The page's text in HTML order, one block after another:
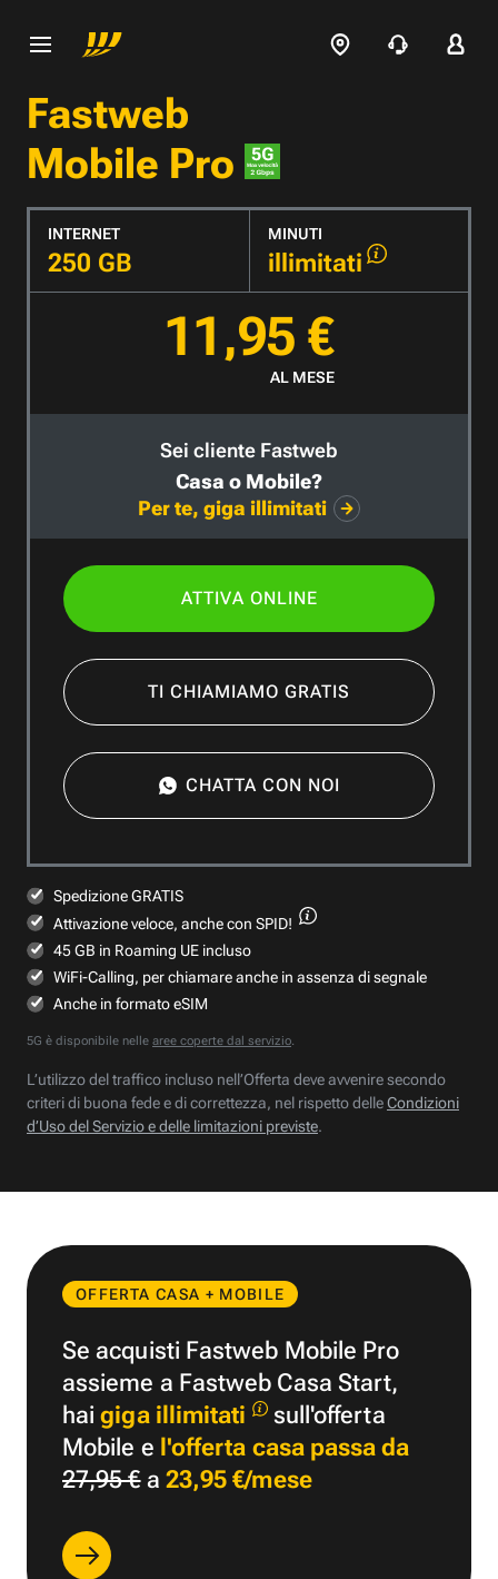
Fastweb
Mobile Pro
INTERNET
250 GB
MINUTI
illimitati
11,95 €
AL MESE
Sei cliente Fastweb
Casa o Mobile?
Per te, giga illimitati
ATTIVA ONLINE
TI CHIAMIAMO GRATIS
CHATTA CON NOI
Spedizione GRATIS
Attivazione veloce, anche con SPID!
45 GB in Roaming UE incluso
WiFi-Calling, per chiamare anche in assenza di segnale
Anche in formato eSIM
5G è disponibile nelle aree coperte dal servizio.
L’utilizzo del traffico incluso nell’Offerta deve avvenire secondo
criteri di buona fede e di correttezza, nel rispetto delleCondizioni
d’Uso del Servizio e delle limitazioni previste.
OFFERTA CASA + MOBILE
Se acquisti Fastweb Mobile Pro
assieme a Fastweb Casa Start,
haigiga illimitati
sull'offerta
Mobile e l'offerta casa passa da
27,95 €a 23,95 €/mese